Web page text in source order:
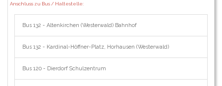
Anschluss zu Bus / Haltestelle:
Bus 132 - Altenkirchen (Westerwald) Bahnhof
Bus 132 - Kardinal-Höffner-Platz, Horhausen (Westerwald)
Bus 120 - Dierdorf Schulzentrum